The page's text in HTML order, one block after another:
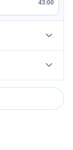
43:00